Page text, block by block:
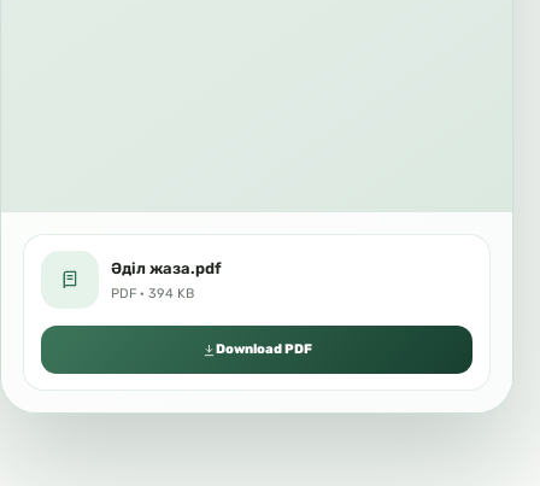
Әділ жаза.pdf
PDF · 394 KB
Download PDF